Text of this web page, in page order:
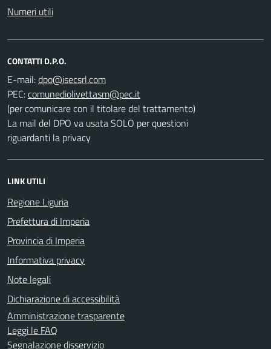
Numeri utili
CONTATTI D.P.O.
E-mail:
PEC:
(per comunicare con il titolare del trattamento)
La mail del DPO va usata SOLO per questioni
riguardanti la privacy
LINK UTILI
Regione Liguria
Prefettura di Imperia
Provincia di Imperia
Informativa privacy
Note legali
Dichiarazione di accessibilità
Amministrazione trasparente
Leggi le FAQ
Segnalazione disservizio